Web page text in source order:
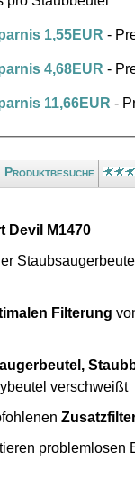
1,55EUR -
4,68EUR -
11,66EUR -
Produktbesuche
Devil M1470
Filterung
verschweißt
problemlosen